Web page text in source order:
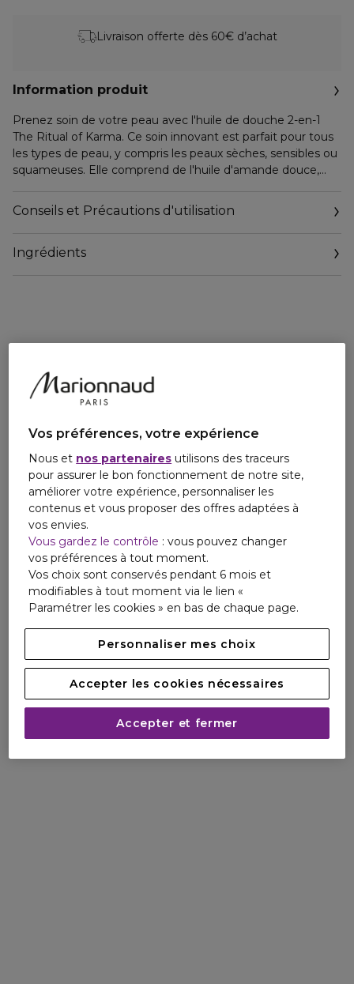
Livraison offerte dès 60€ d’achat
Information produit
Prenez soin de votre peau avec l'huile de douche 2-en-1
The Ritual of Karma. Ce soin innovant est parfait pour tous
les types de peau, y compris les peaux sèches, sensibles ou
squameuses. Elle comprend de l'huile d'amande douce,
un complexe à trois omégas nourrissant, et de l'huile de
ricin, concentrée en vitamine E. Lorsque l'huile entre en
soyeuse pour une peau douce, souple et délicieusement
Conseils et Précautions d'utilisation
Ingrédients
Vos préférences, votre expérience
Nous et nos partenaires utilisons des traceurs
pour assurer le bon fonctionnement de notre site,
améliorer votre expérience, personnaliser les
contenus et vous proposer des offres adaptées à
vos envies.
Vous gardez le contrôle : vous pouvez changer
vos préférences à tout moment.
Vos choix sont conservés pendant 6 mois et
modifiables à tout moment via le lien «
Paramétrer les cookies » en bas de chaque page.
Personnaliser mes choix
Accepter les cookies nécessaires
Accepter et fermer